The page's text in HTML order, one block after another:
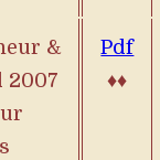
&
2007
Pdf
♦♦